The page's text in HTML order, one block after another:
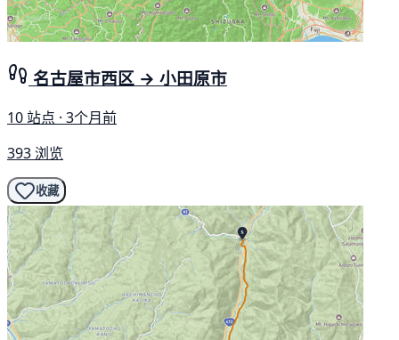
名古屋市西区 → 小田原市
10 站点 · 3个月前
393 浏览
收藏